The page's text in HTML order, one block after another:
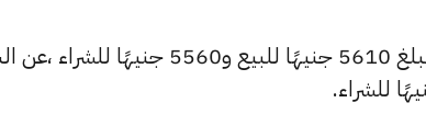
كما شهد سعر عيار 22 تراجعًا بقيمة 25 جنيهًا ليبلغ 5610 جنيهًا للبيع و5560